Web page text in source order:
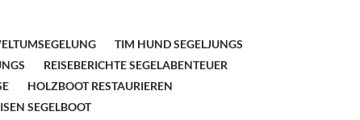
TIM HUND SEGELJUNGS
REISEBERICHTE SEGELABENTEUER
HOLZBOOT RESTAURIEREN
SEGELBOOT